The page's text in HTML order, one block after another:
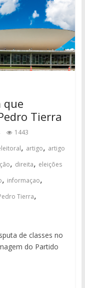
que
Tierra
1443
, artigo, artigo
, direita, eleições
, informaçao,
Tierra,
de classes no
do Partido